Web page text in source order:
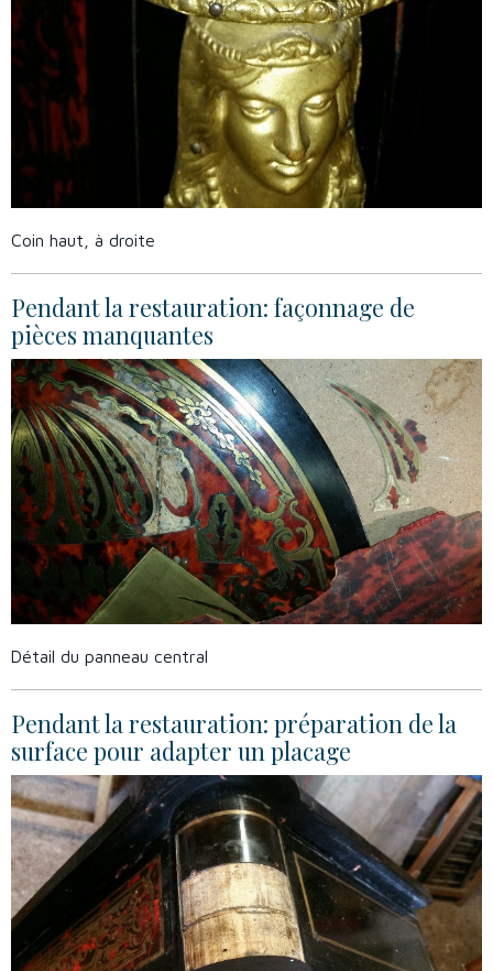
Coin haut, à droite
Pendant la restauration: façonnage de
pièces manquantes
Détail du panneau central
Pendant la restauration: préparation de la
surface pour adapter un placage